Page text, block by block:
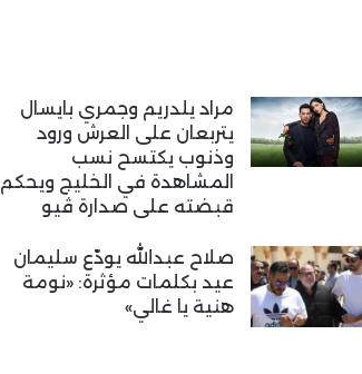
مراد يلدريم وجمري بايسال
يتربعان على العرش ورود
وذنوب يكتسح نسب
المشاهدة في الخليج ويحكم
قبضته على صدارة ڤيو
صلاح عبدالله يودّع سليمان
عيد بكلمات مؤثرة: «نومة
هنية يا غالي»